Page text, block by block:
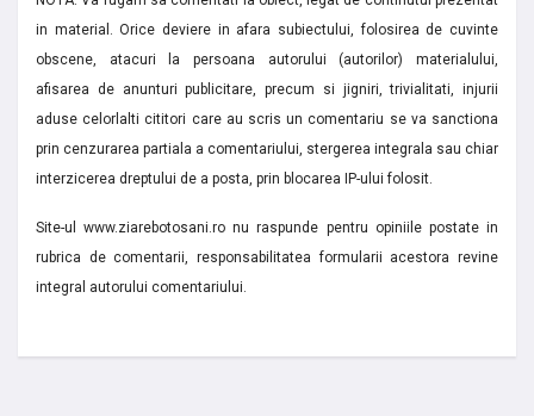
in material. Orice deviere in afara subiectului, folosirea de cuvinte
obscene, atacuri la persoana autorului (autorilor) materialului,
afisarea de anunturi publicitare, precum si jigniri, trivialitati, injurii
aduse celorlalti cititori care au scris un comentariu se va sanctiona
prin cenzurarea partiala a comentariului, stergerea integrala sau chiar
interzicerea dreptului de a posta, prin blocarea IP-ului folosit.
Site-ul www.ziarebotosani.ro nu raspunde pentru opiniile postate in
rubrica de comentarii, responsabilitatea formularii acestora revine
integral autorului comentariului.